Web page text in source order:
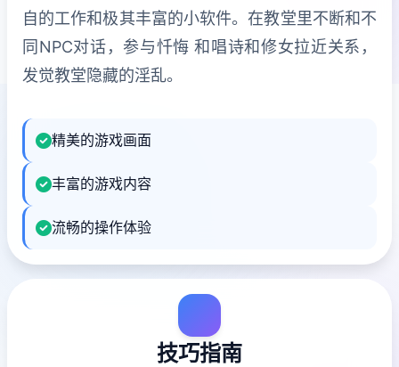
自的工作和极其丰富的小软件。在教堂里不断和不
同NPC对话，参与忏悔 和唱诗和修女拉近关系，
发觉教堂隐藏的淫乱。
精美的游戏画面
丰富的游戏内容
流畅的操作体验
技巧指南